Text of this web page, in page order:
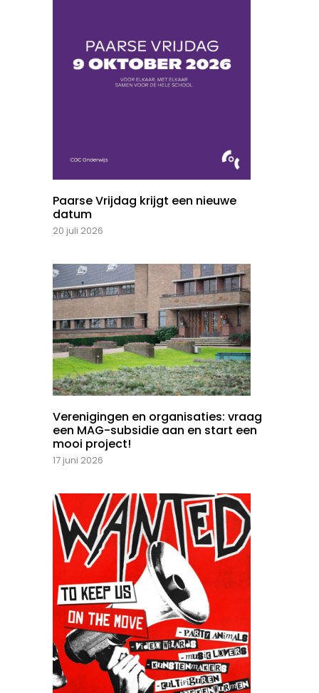
Paarse Vrijdag krijgt een nieuwe
datum
20 juli 2026
Verenigingen en organisaties: vraag
een MAG-subsidie aan en start een
mooi project!
17 juni 2026